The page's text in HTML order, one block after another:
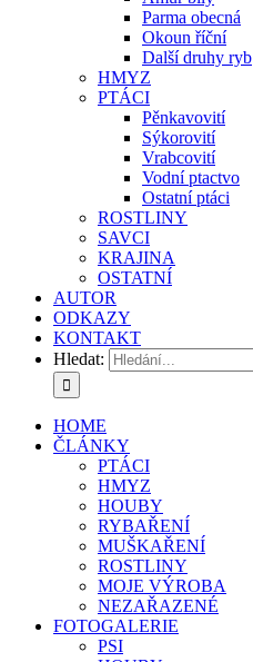
Parma obecná
Okoun říční
Další druhy ryb
HMYZ
PTÁCI
Pěnkavovití
Sýkorovití
Vrabcovití
Vodní ptactvo
Ostatní ptáci
ROSTLINY
SAVCI
KRAJINA
OSTATNÍ
AUTOR
ODKAZY
KONTAKT
Hledat:
HOME
ČLÁNKY
PTÁCI
HMYZ
HOUBY
RYBAŘENÍ
MUŠKAŘENÍ
ROSTLINY
MOJE VÝROBA
NEZAŘAZENÉ
FOTOGALERIE
PSI